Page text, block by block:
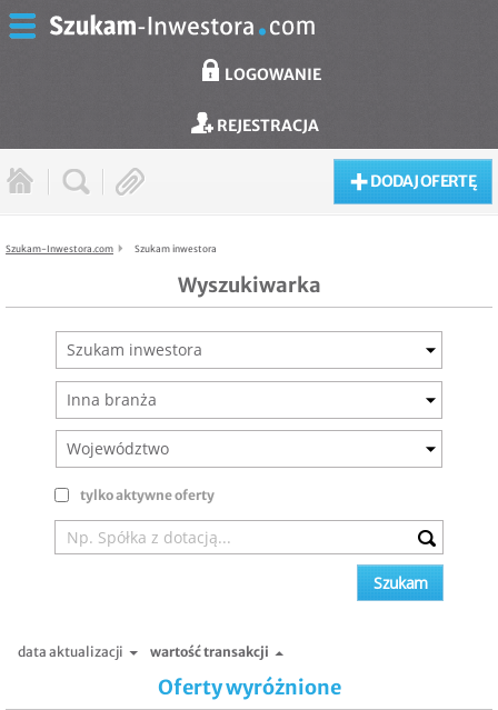
LOGOWANIE
REJESTRACJA
DODAJ OFERTĘ
Szukam-Inwestora.com Szukam inwestora
Wyszukiwarka
Szukam inwestora
Inna branża
Województwo
tylko aktywne oferty
data aktualizacji wartość transakcji
Oferty wyróżnione